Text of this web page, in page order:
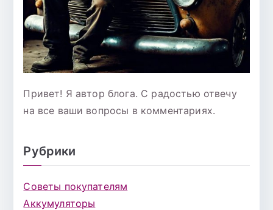
Привет! Я автор блога. С радостью отвечу
на все ваши вопросы в комментариях.
Рубрики
Советы покупателям
Аккумуляторы